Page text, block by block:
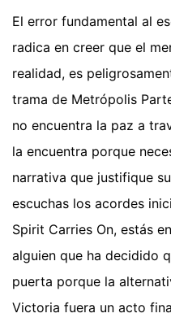
El error fundamental al
radica en creer que el
realidad, es
trama de Metrópolis
no encuentra la paz a
la encuentra porque
narrativa que justifique
escuchas los acordes
Spirit Carries On, estás
alguien que ha decidido
puerta porque la
Victoria fuera un acto